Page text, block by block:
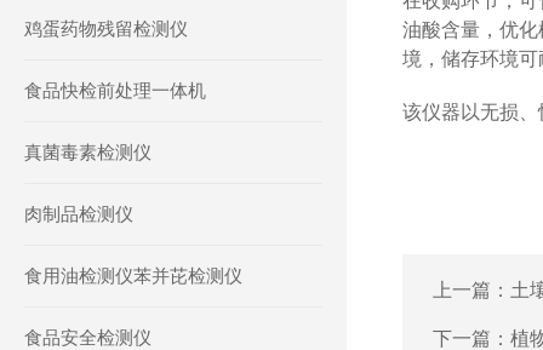
油酸含量，优
境，储存环境
该仪器以无损
上一篇： 土
下一篇： 植
鸡蛋药物残留检测仪
食品快检前处理一体机
真菌毒素检测仪
肉制品检测仪
食用油检测仪苯并芘检测仪
食品安全检测仪